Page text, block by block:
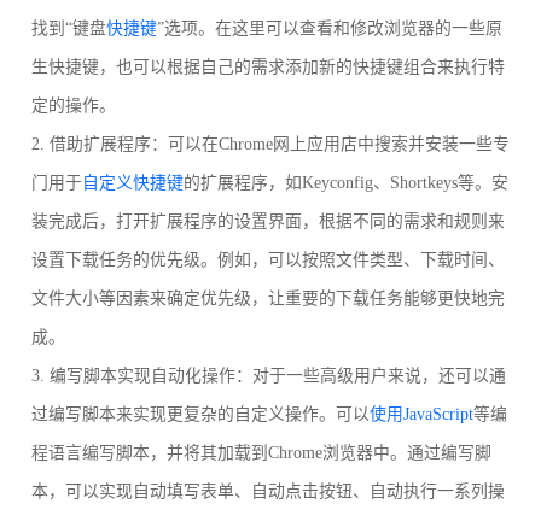
找到“键盘快捷键”选项。在这里可以查看和修改浏览器的一些原
生快捷键，也可以根据自己的需求添加新的快捷键组合来执行特
定的操作。
2. 借助扩展程序：可以在Chrome网上应用店中搜索并安装一些专
门用于 自定义快捷键的扩展程序，如Keyconfig、Shortkeys等。安
装完成后，打开扩展程序的设置界面，根据不同的需求和规则来
设置下载任务的优先级。例如，可以按照文件类型、下载时间、
文件大小等因素来确定优先级，让重要的下载任务能够更快地完
成。
3. 编写脚本实现自动化操作：对于一些高级用户来说，还可以通
过编写脚本来实现更复杂的自定义操作。可以使用JavaScript等编
程语言编写脚本，并将其加载到Chrome浏览器中。通过编写脚
本，可以实现自动填写表单、自动点击按钮、自动执行一系列操